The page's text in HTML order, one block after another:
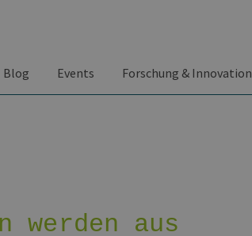
Blog Events Forschung & Innovation
werden aus